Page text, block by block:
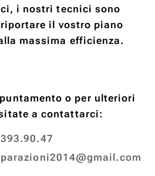
i nostri tecnici sono
il vostro piano
massima efficienza.
o per ulteriori
a contattarci: